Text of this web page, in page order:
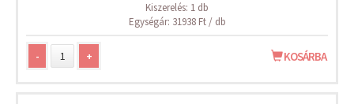
Kiszerelés: 1 db
Egységár: 31938 Ft / db
- + KOSÁRBA